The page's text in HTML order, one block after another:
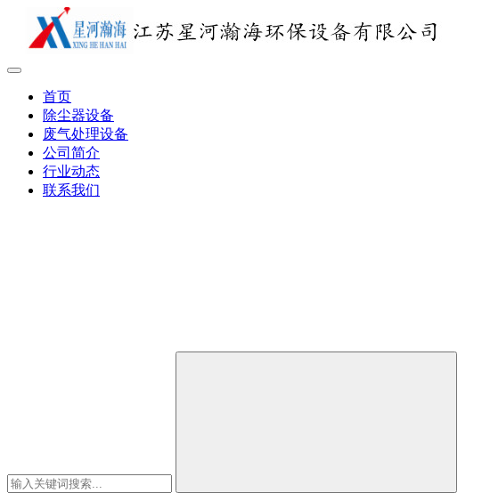
首页
除尘器设备
废气处理设备
公司简介
行业动态
联系我们